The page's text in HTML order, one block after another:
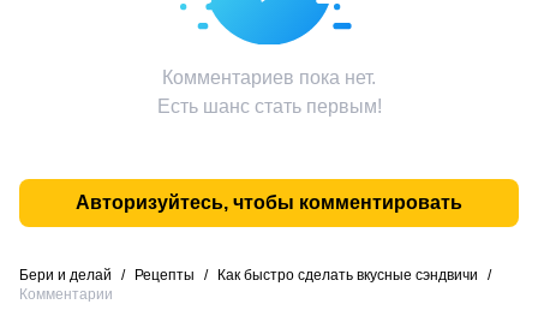
Комментариев пока нет.
Есть шанс стать первым!
Авторизуйтесь, чтобы комментировать
Бери и делай / Рецепты / Как быстро сделать вкусные сэндвичи
/
Комментарии